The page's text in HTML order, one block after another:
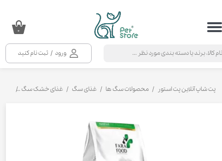
ورود / ثبت نام کنید
حساب کاربری من
خروج از حساب کاربری
۰
پت شاپ آنلاین پت استور محصولات سگ ها غذای سگ غذای خشک سگ